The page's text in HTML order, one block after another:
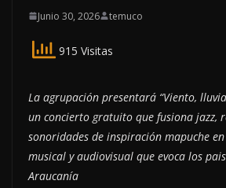
Junio 30, 2026 temuco
915 Visitas
La agrupación presentará “Viento,
un concierto gratuito que fusiona jazz,
sonoridades de inspiración mapuche
musical y audiovisual que evoca los
Araucanía